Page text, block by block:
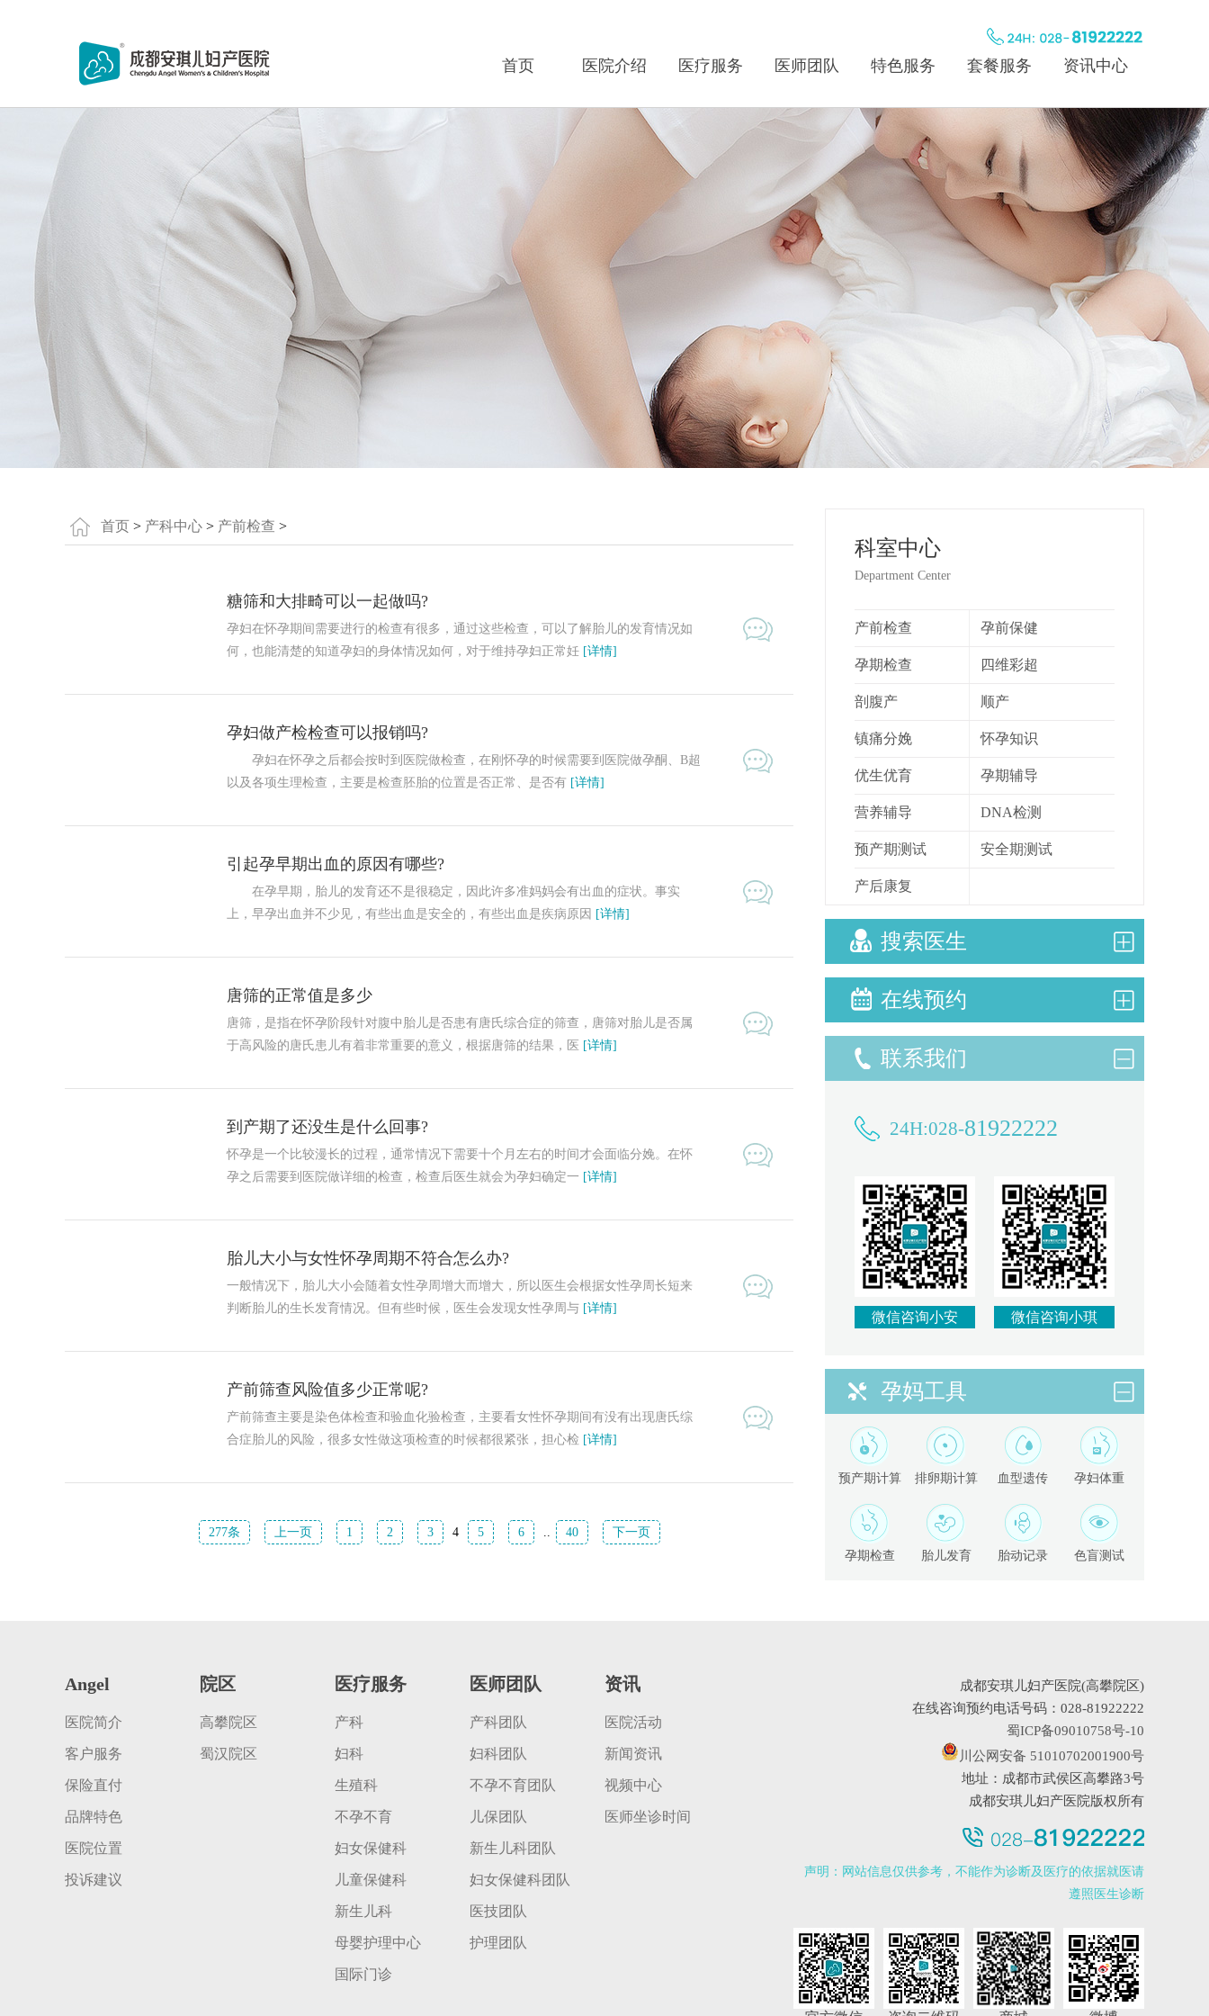
首页 医院介绍 医疗服务 医师团队 特色服务 套餐服务 资讯中心
首页 > 产科中心 > 产前检查 >
糖筛和大排畸可以一起做吗?
孕妇在怀孕期间需要进行的检查有很多，通过这些检查，可以了解胎儿的发育情况如
何，也能清楚的知道孕妇的身体情况如何，对于维持孕妇正常妊 [详情]
孕妇做产检检查可以报销吗?
孕妇在怀孕之后都会按时到医院做检查，在刚怀孕的时候需要到医院做孕酮、B超
以及各项生理检查，主要是检查胚胎的位置是否正常、是否有 [详情]
引起孕早期出血的原因有哪些?
在孕早期，胎儿的发育还不是很稳定，因此许多准妈妈会有出血的症状。事实
上，早孕出血并不少见，有些出血是安全的，有些出血是疾病原因 [详情]
唐筛的正常值是多少
唐筛，是指在怀孕阶段针对腹中胎儿是否患有唐氏综合症的筛查，唐筛对胎儿是否属
于高风险的唐氏患儿有着非常重要的意义，根据唐筛的结果，医 [详情]
到产期了还没生是什么回事?
怀孕是一个比较漫长的过程，通常情况下需要十个月左右的时间才会面临分娩。在怀
孕之后需要到医院做详细的检查，检查后医生就会为孕妇确定一 [详情]
胎儿大小与女性怀孕周期不符合怎么办?
一般情况下，胎儿大小会随着女性孕周增大而增大，所以医生会根据女性孕周长短来
判断胎儿的生长发育情况。但有些时候，医生会发现女性孕周与 [详情]
产前筛查风险值多少正常呢?
产前筛查主要是染色体检查和验血化验检查，主要看女性怀孕期间有没有出现唐氏综
合症胎儿的风险，很多女性做这项检查的时候都很紧张，担心检 [详情]
277条 上一页 1 2 3 4 5 6 .. 40 下一页
科室中心
Department Center
产前检查 孕前保健
孕期检查 四维彩超
剖腹产 顺产
镇痛分娩 怀孕知识
优生优育 孕期辅导
营养辅导 DNA检测
预产期测试 安全期测试
产后康复
搜索医生
在线预约
联系我们
24H:028-81922222
微信咨询小安 微信咨询小琪
孕妈工具
预产期计算 排卵期计算 血型遗传 孕妇体重
孕期检查 胎儿发育 胎动记录 色盲测试
Angel
医院简介
客户服务
保险直付
品牌特色
医院位置
投诉建议
院区
高攀院区
蜀汉院区
医疗服务
产科
妇科
生殖科
不孕不育
妇女保健科
儿童保健科
新生儿科
母婴护理中心
国际门诊
医师团队
产科团队
妇科团队
不孕不育团队
儿保团队
新生儿科团队
妇女保健科团队
医技团队
护理团队
资讯
医院活动
新闻资讯
视频中心
医师坐诊时间
成都安琪儿妇产医院(高攀院区)
在线咨询预约电话号码：028-81922222
蜀ICP备09010758号-10
川公网安备 51010702001900号
地址：成都市武侯区高攀路3号
成都安琪儿妇产医院版权所有
声明：网站信息仅供参考，不能作为诊断及医疗的依据就医请
遵照医生诊断